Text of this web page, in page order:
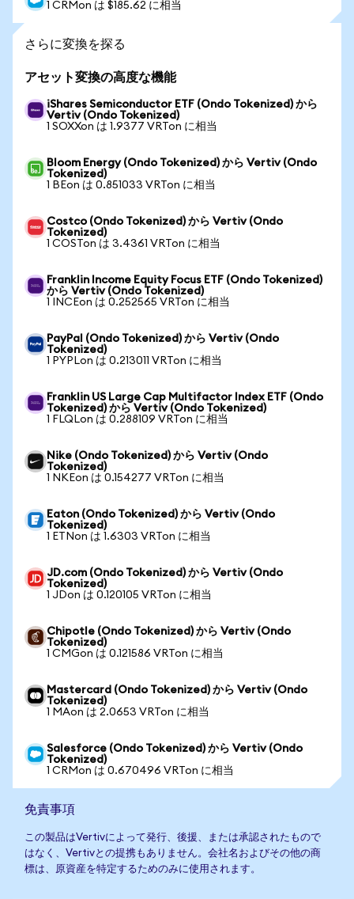
1 CRMon は $185.62 に相当
さらに変換を探る
アセット変換の高度な機能
iShares Semiconductor ETF (Ondo Tokenized) から
Vertiv (Ondo Tokenized)
1 SOXXon は 1.9377 VRTon に相当
Bloom Energy (Ondo Tokenized) から Vertiv (Ondo
Tokenized)
1 BEon は 0.851033 VRTon に相当
Costco (Ondo Tokenized) から Vertiv (Ondo
Tokenized)
1 COSTon は 3.4361 VRTon に相当
Franklin Income Equity Focus ETF (Ondo Tokenized)
から Vertiv (Ondo Tokenized)
1 INCEon は 0.252565 VRTon に相当
PayPal (Ondo Tokenized) から Vertiv (Ondo
Tokenized)
1 PYPLon は 0.213011 VRTon に相当
Franklin US Large Cap Multifactor Index ETF (Ondo
Tokenized) から Vertiv (Ondo Tokenized)
1 FLQLon は 0.288109 VRTon に相当
Nike (Ondo Tokenized) から Vertiv (Ondo
Tokenized)
1 NKEon は 0.154277 VRTon に相当
Eaton (Ondo Tokenized) から Vertiv (Ondo
Tokenized)
1 ETNon は 1.6303 VRTon に相当
JD.com (Ondo Tokenized) から Vertiv (Ondo
Tokenized)
1 JDon は 0.120105 VRTon に相当
Chipotle (Ondo Tokenized) から Vertiv (Ondo
Tokenized)
1 CMGon は 0.121586 VRTon に相当
Mastercard (Ondo Tokenized) から Vertiv (Ondo
Tokenized)
1 MAon は 2.0653 VRTon に相当
Salesforce (Ondo Tokenized) から Vertiv (Ondo
Tokenized)
1 CRMon は 0.670496 VRTon に相当
免責事項
この製品はVertivによって発行、後援、または承認されたもので
はなく、Vertivとの提携もありません。会社名およびその他の商
標は、原資産を特定するためのみに使用されます。